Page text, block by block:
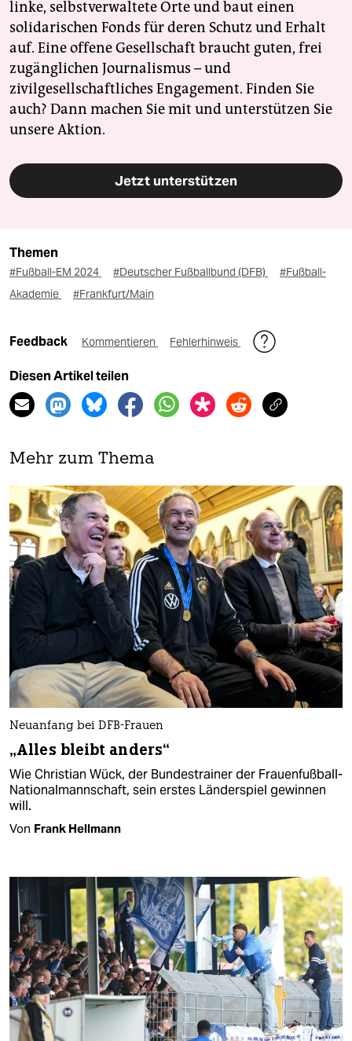
linke, selbstverwaltete Orte und baut einen
solidarischen Fonds für deren Schutz und Erhalt
auf. Eine offene Gesellschaft braucht guten, frei
zugänglichen Journalismus – und
zivilgesellschaftliches Engagement. Finden Sie
auch? Dann machen Sie mit und unterstützen Sie
unsere Aktion.
Jetzt unterstützen
Themen
#Fußball-EM 2024 #Deutscher Fußballbund (DFB)
#Fußball-
Akademie
#Frankfurt/Main
Feedback Kommentieren Fehlerhinweis
Diesen Artikel teilen
Mehr zum Thema
Neuanfang bei DFB-Frauen
„Alles bleibt anders“
Wie Christian Wück, der Bundestrainer der Frauenfußball-
Nationalmannschaft, sein erstes Länderspiel gewinnen
will.
Von Frank Hellmann